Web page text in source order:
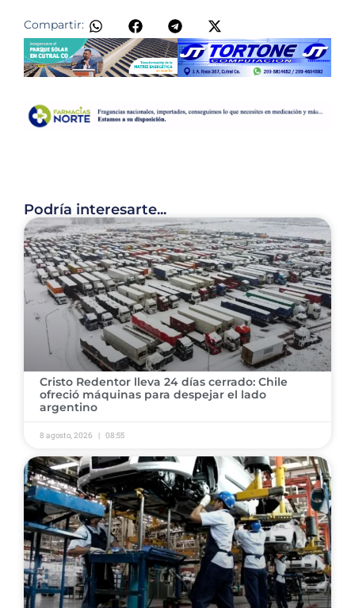
Compartir:
Podría interesarte...
Cristo Redentor lleva 24 días cerrado: Chile
ofreció máquinas para despejar el lado
argentino
8 agosto, 2026 08:55